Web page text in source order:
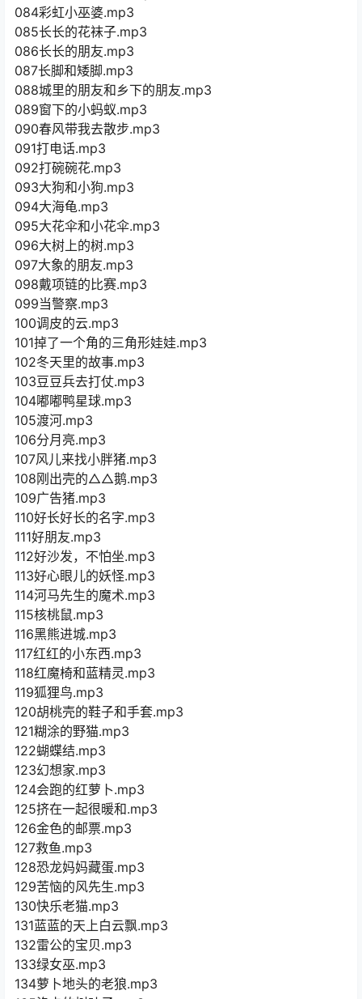
084彩虹小巫婆.mp3
085长长的花袜子.mp3
086长长的朋友.mp3
087长脚和矮脚.mp3
088城里的朋友和乡下的朋友.mp3
089窗下的小蚂蚁.mp3
090春风带我去散步.mp3
091打电话.mp3
092打碗碗花.mp3
093大狗和小狗.mp3
094大海龟.mp3
095大花伞和小花伞.mp3
096大树上的树.mp3
097大象的朋友.mp3
098戴项链的比赛.mp3
099当警察.mp3
100调皮的云.mp3
101掉了一个角的三角形娃娃.mp3
102冬天里的故事.mp3
103豆豆兵去打仗.mp3
104嘟嘟鸭星球.mp3
105渡河.mp3
106分月亮.mp3
107风儿来找小胖猪.mp3
108刚出壳的△△鹅.mp3
109广告猪.mp3
110好长好长的名字.mp3
111好朋友.mp3
112好沙发，不怕坐.mp3
113好心眼儿的妖怪.mp3
114河马先生的魔术.mp3
115核桃鼠.mp3
116黑熊进城.mp3
117红红的小东西.mp3
118红魔椅和蓝精灵.mp3
119狐狸鸟.mp3
120胡桃壳的鞋子和手套.mp3
121糊涂的野猫.mp3
122蝴蝶结.mp3
123幻想家.mp3
124会跑的红萝卜.mp3
125挤在一起很暖和.mp3
126金色的邮票.mp3
127救鱼.mp3
128恐龙妈妈藏蛋.mp3
129苦恼的风先生.mp3
130快乐老猫.mp3
131蓝蓝的天上白云飘.mp3
132雷公的宝贝.mp3
133绿女巫.mp3
134萝卜地头的老狼.mp3